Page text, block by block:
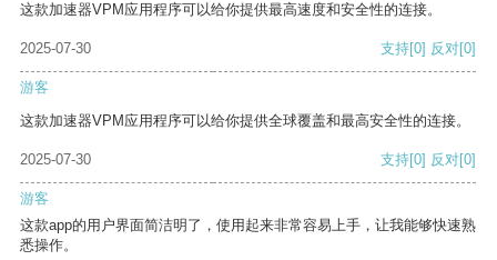
这款加速器VPM应用程序可以给你提供最高速度和安全性的连接。
2025-07-30 支持[0] 反对[0]
游客
这款加速器VPM应用程序可以给你提供全球覆盖和最高安全性的连接。
2025-07-30 支持[0] 反对[0]
游客
这款app的用户界面简洁明了，使用起来非常容易上手，让我能够快速熟
悉操作。